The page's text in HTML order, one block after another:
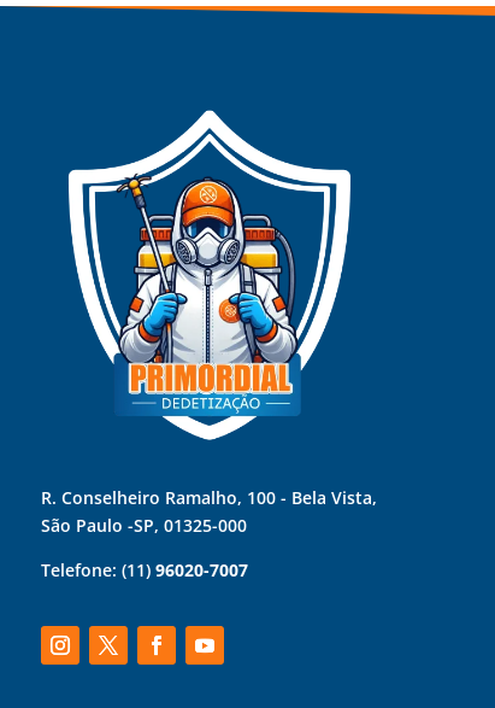
R. Conselheiro Ramalho, 100 - Bela Vista,
São Paulo -SP, 01325-000
Telefone: (11) 96020-7007